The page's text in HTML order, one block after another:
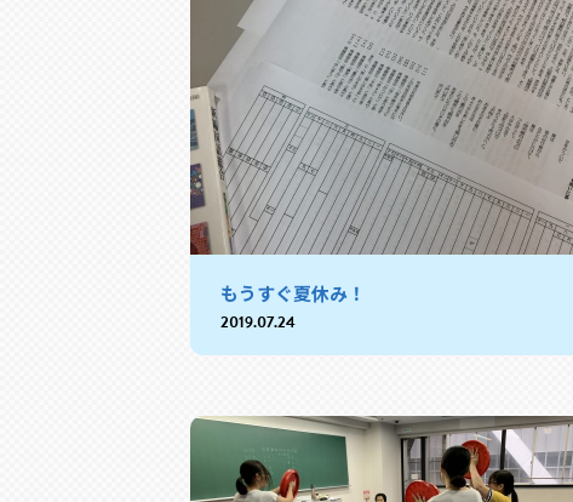
もうすぐ夏休み！
2019.07.24